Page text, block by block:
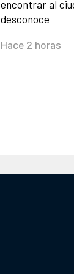
encontrar al
desconoce
Hace 2 horas